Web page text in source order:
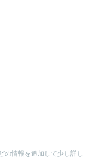
の情報を追加して少し詳し